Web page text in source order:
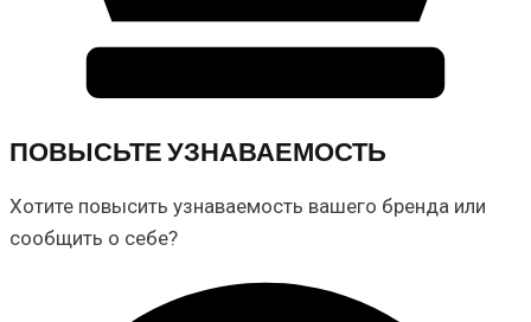
ПОВЫСЬТЕ УЗНАВАЕМОСТЬ
Хотите повысить узнаваемость вашего бренда или
сообщить о себе?